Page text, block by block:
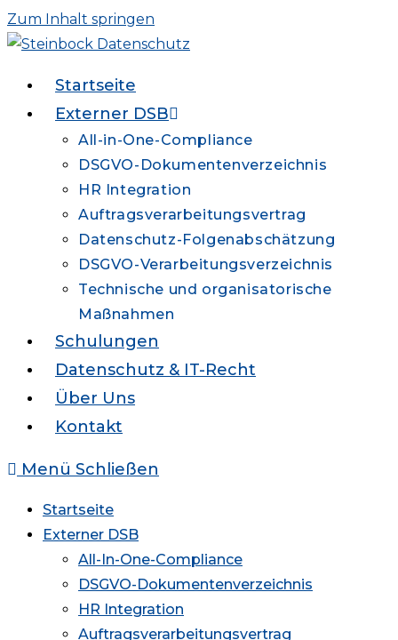
Zum Inhalt springen
Startseite
Externer DSB
All-in-One-Compliance
DSGVO-Dokumentenverzeichnis
HR Integration
Auftragsverarbeitungsvertrag
Datenschutz-Folgenabschätzung
DSGVO-Verarbeitungsverzeichnis
Technische und organisatorische
Maßnahmen
Schulungen
Datenschutz & IT-Recht
Über Uns
Kontakt
Menü Schließen
Startseite
Externer DSB
All-In-One-Compliance
DSGVO-Dokumentenverzeichnis
HR Integration
Auftragsverarbeitungsvertrag